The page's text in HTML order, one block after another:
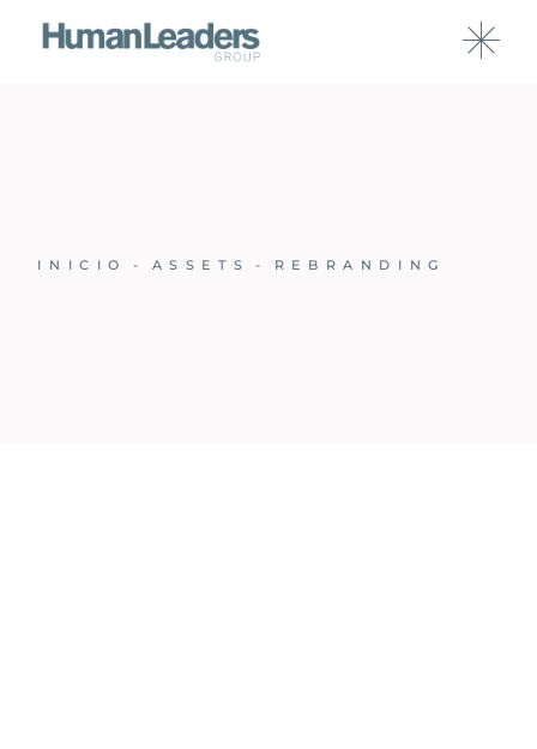
INICIO ASSETS REBRANDING